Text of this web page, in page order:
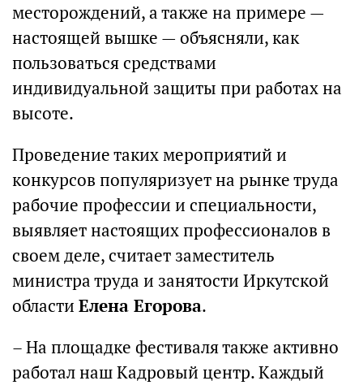
месторождений, а также на примере —
настоящей вышке — объясняли, как
пользоваться средствами
индивидуальной защиты при работах на
высоте.
Проведение таких мероприятий и
конкурсов популяризует на рынке труда
рабочие профессии и специальности,
выявляет настоящих профессионалов в
своем деле, считает заместитель
министра труда и занятости Иркутской
области Елена Егорова.
– На площадке фестиваля также активно
работал наш Кадровый центр. Каждый